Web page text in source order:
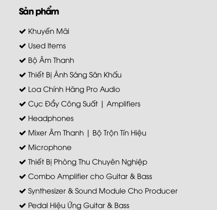
Sản phẩm
Khuyến Mãi
Used Items
Bộ Âm Thanh
Thiết Bị Ánh Sáng Sân Khấu
Loa Chính Hãng Pro Audio
Cục Đẩy Công Suất | Amplifiers
Headphones
Mixer Âm Thanh | Bộ Trộn Tín Hiệu
Microphone
Thiết Bị Phòng Thu Chuyên Nghiệp
Combo Amplifier cho Guitar & Bass
Synthesizer & Sound Module Cho Producer
Pedal Hiệu Ứng Guitar & Bass